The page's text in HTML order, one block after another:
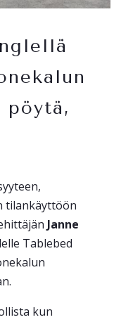
tilankäyttöön
Janne
Tablebed
kun